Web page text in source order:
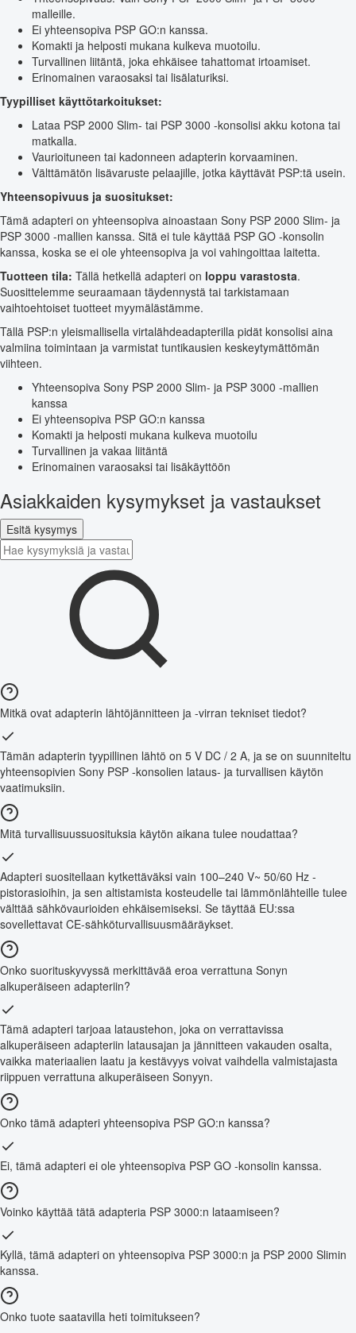
malleille.
Ei yhteensopiva PSP GO:n kanssa.
Komakti ja helposti mukana kulkeva muotoilu.
Turvallinen liitäntä, joka ehkäisee tahattomat irtoamiset.
Erinomainen varaosaksi tai lisälaturiksi.
Tyypilliset käyttötarkoitukset:
Lataa PSP 2000 Slim- tai PSP 3000 -konsolisi akku kotona tai
matkalla.
Vaurioituneen tai kadonneen adapterin korvaaminen.
Välttämätön lisävaruste pelaajille, jotka käyttävät PSP:tä usein.
Yhteensopivuus ja suositukset:
Tämä adapteri on yhteensopiva ainoastaan Sony PSP 2000 Slim- ja
PSP 3000 -mallien kanssa. Sitä ei tule käyttää PSP GO -konsolin
kanssa, koska se ei ole yhteensopiva ja voi vahingoittaa laitetta.
Tuotteen tila: Tällä hetkellä adapteri on loppu varastosta.
Suosittelemme seuraamaan täydennystä tai tarkistamaan
vaihtoehtoiset tuotteet myymälästämme.
Tällä PSP:n yleismallisella virtalähdeadapterilla pidät konsolisi aina
valmiina toimintaan ja varmistat tuntikausien keskeytymättömän
viihteen.
Yhteensopiva Sony PSP 2000 Slim- ja PSP 3000 -mallien
kanssa
Ei yhteensopiva PSP GO:n kanssa
Komakti ja helposti mukana kulkeva muotoilu
Turvallinen ja vakaa liitäntä
Erinomainen varaosaksi tai lisäkäyttöön
Asiakkaiden kysymykset ja vastaukset
Esitä kysymys
Mitkä ovat adapterin lähtöjännitteen ja -virran tekniset tiedot?
Tämän adapterin tyypillinen lähtö on 5 V DC / 2 A, ja se on suunniteltu
yhteensopivien Sony PSP -konsolien lataus- ja turvallisen käytön
vaatimuksiin.
Mitä turvallisuussuosituksia käytön aikana tulee noudattaa?
Adapteri suositellaan kytkettäväksi vain 100–240 V~ 50/60 Hz -
pistorasioihin, ja sen altistamista kosteudelle tai lämmönlähteille tulee
välttää sähkövaurioiden ehkäisemiseksi. Se täyttää EU:ssa
sovellettavat CE-sähköturvallisuusmääräykset.
Onko suorituskyvyssä merkittävää eroa verrattuna Sonyn
alkuperäiseen adapteriin?
Tämä adapteri tarjoaa lataustehon, joka on verrattavissa
alkuperäiseen adapteriin latausajan ja jännitteen vakauden osalta,
vaikka materiaalien laatu ja kestävyys voivat vaihdella valmistajasta
riippuen verrattuna alkuperäiseen Sonyyn.
Onko tämä adapteri yhteensopiva PSP GO:n kanssa?
Ei, tämä adapteri ei ole yhteensopiva PSP GO -konsolin kanssa.
Voinko käyttää tätä adapteria PSP 3000:n lataamiseen?
Kyllä, tämä adapteri on yhteensopiva PSP 3000:n ja PSP 2000 Slimin
kanssa.
Onko tuote saatavilla heti toimitukseen?